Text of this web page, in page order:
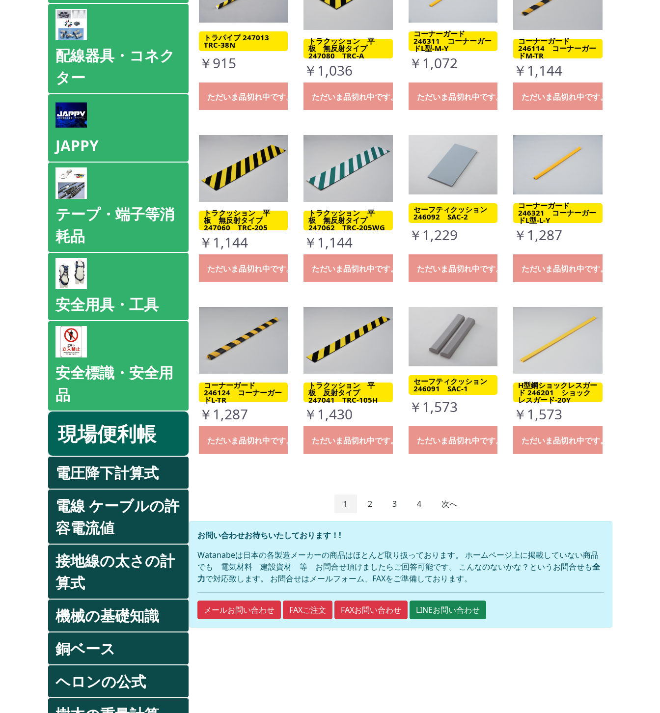
配線器具・コネク
ター
JAPPY
テープ・端子等消
耗品
安全用具・工具
安全標識・安全用
品
現場便利帳
電圧降下計算式
電線 ケーブルの許
容電流値
接地線の太さの計
算式
機械の基礎知識
銅ベース
ヘロンの公式
トラパイプ 247013
TRC-38N
￥915
ただいま品切れ中です。
トラクッション 平
板 無反射タイプ
247080 TRC-A
￥1,036
ただいま品切れ中です。
コーナーガード
246311 コーナーガー
ドL型-M-Y
￥1,072
ただいま品切れ中です。
コーナーガード
246114 コーナーガー
ドM-TR
￥1,144
ただいま品切れ中です。
トラクッション 平
板 無反射タイプ
247060 TRC-205
￥1,144
ただいま品切れ中です。
トラクッション 平
板 無反射タイプ
247062 TRC-205WG
￥1,144
ただいま品切れ中です。
セーフティクッション
246092 SAC-2
￥1,229
ただいま品切れ中です。
コーナーガード
246321 コーナーガー
ドL型-L-Y
￥1,287
ただいま品切れ中です。
コーナーガード
246124 コーナーガー
ドL-TR
￥1,287
ただいま品切れ中です。
トラクッション 平
板 反射タイプ
247041 TRC-105H
￥1,430
ただいま品切れ中です。
セーフティクッション
246091 SAC-1
￥1,573
ただいま品切れ中です。
H型鋼ショックレスガー
ド 246201 ショック
レスガード-20Y
￥1,573
ただいま品切れ中です。
1 2 3 4 次へ
お問い合わせお待ちいたしております！!
Watanabeは日本の各製造メーカーの商品はほとんど取り扱っております。 ホームページ上に掲載していない商品
でも 電気材料 建設資材 等 お問合せ頂けましたらご回答可能です。 こんなのないかな？というお問合せも全
力で対応致します。 お問合せはメールフォーム、FAXをご準備しております。
メールお問い合わせ FAXご注文 FAXお問い合わせ LINEお問い合わせ